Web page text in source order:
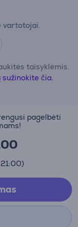
taisyklėmis.
čia.
pagelbėti